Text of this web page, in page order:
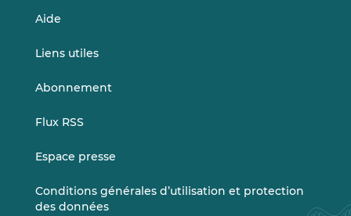
Aide
Liens utiles
Abonnement
Flux RSS
Espace presse
Conditions générales d’utilisation et protection
des données